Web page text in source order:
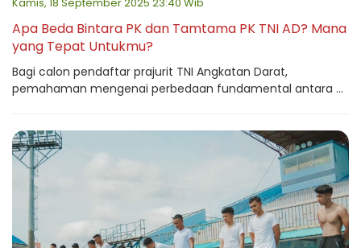
Apa Beda Bintara PK dan Tamtama PK TNI AD? Mana
yang Tepat Untukmu?
Bagi calon pendaftar prajurit TNI Angkatan Darat,
pemahaman mengenai perbedaan fundamental antara ...